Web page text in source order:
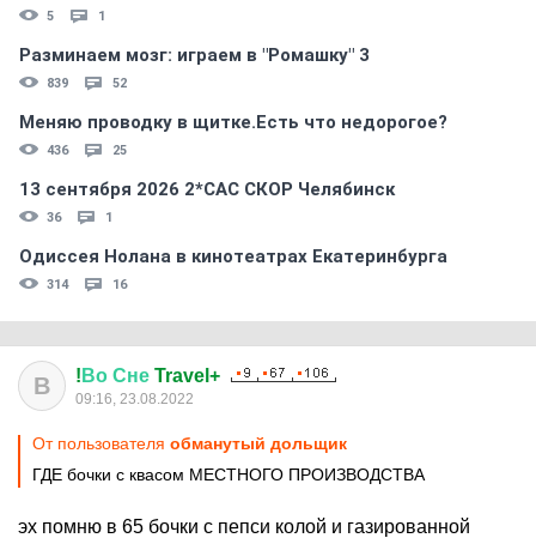
5 1
Разминаем мозг: играем в "Ромашку" 3
839 52
Меняю проводку в щитке.Есть что недорогое?
436 25
13 сентября 2026 2*CAC СКОР Челябинск
36 1
Одиссея Нолана в кинотеатрах Екатеринбурга
314 16
В ! Во Сне Travel+
09:16, 23.08.2022
От пользователя обманутый дольщик
ГДЕ бочки с квасом МЕСТНОГО ПРОИЗВОДСТВА
эх помню в 65 бочки с пепси колой и газированной